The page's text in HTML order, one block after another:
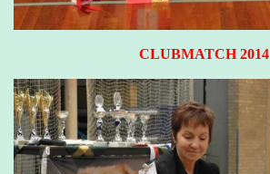
CLUBMATCH 2014